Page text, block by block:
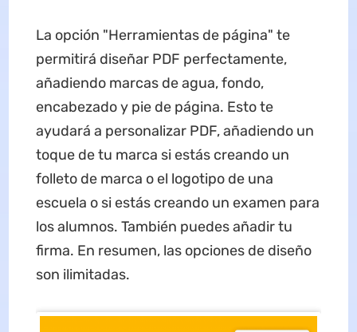
La opción "Herramientas de página" te
permitirá diseñar PDF perfectamente,
añadiendo marcas de agua, fondo,
encabezado y pie de página. Esto te
ayudará a personalizar PDF, añadiendo un
toque de tu marca si estás creando un
folleto de marca o el logotipo de una
escuela o si estás creando un examen para
los alumnos. También puedes añadir tu
firma. En resumen, las opciones de diseño
son ilimitadas.